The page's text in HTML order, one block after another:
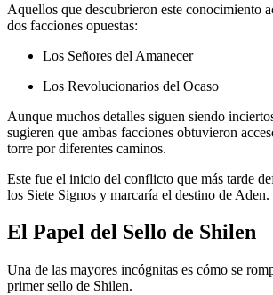
Aquellos que descubrieron este conocimiento
dos facciones opuestas:
Los Señores del Amanecer
Los Revolucionarios del Ocaso
Aunque muchos detalles siguen siendo
sugieren que ambas facciones obtuvieron
torre por diferentes caminos.
Este fue el inicio del conflicto que más tarde
los Siete Signos y marcaría el destino de Aden.
El Papel del Sello de Shilen
Una de las mayores incógnitas es cómo se
primer sello de Shilen.